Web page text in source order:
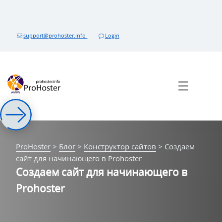
support@prohoster.info Login
☰
ProHoster > Блог > Конструктор сайтов > Создаем
сайт для начинающего в Prohoster
Создаем сайт для начинающего в
Prohoster